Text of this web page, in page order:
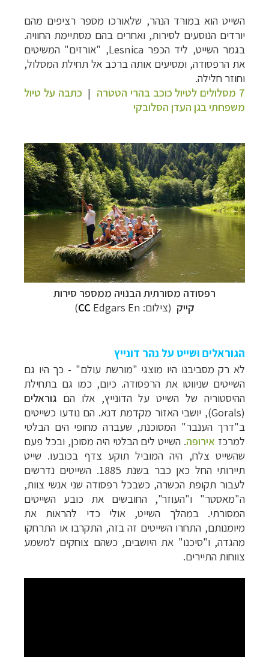
השייט הוא במורד הנהר, שלאורכו מספר רציפים מהם
יורדים הנוסעים לסירות, ואחרים בהם מסתיימת החוויה.
בגמר השייט, ליד הכפר Lesnica, "אורזים" המשיטים
את הרפסודה, ומסיעים אותה ברכב אל תחילת המסלול,
וחוזר חלילה.
7 מסלולים לטיול כוכב בהרי הטטרה
| כתבה על טיול
משפחתי בגן העדן הסלובקי
רפסודה מסורתית הבנויה ממספר סירות
קייק (צילום: CC Edgars En)
הגוראלים ושייט על נהר דונייץ
לא רק מסביבנו היו מוצגי "מורשת עולם" - כך היו גם
השייטים שניווטו את הרפסודה. כיום, כמו גם בתחילת
ההיסטוריה של השייט על הדונייץ, אלו הם גוראלים
(Gorals), יושבי האזור מקדמת דנא. הם נודעו כשייטים
ב"דרך הענבר" המסוכנת, שעברה מחופי הים הבלטי
למרכז אירופה. השייט לים הבלטי היה מסוכן, ובכל פעם
שהשייט צלח, היה המוביל תוקע צדף בכובעו. שייט
תיירותי החל כאן כבר בשנת 1885. השייטים נדרשים
לעבור תקופת הכשרה, כשבכל רפסודה שני אנשי צוות,
ה"מאסטר" ו"העוזר", החובשים את כובע השייטים
המסורתי. במהלך השייט, אולי כדי להראות את
מיומנותם, התחרו השייטים זה בזה, התקרבו או התרחקו
מהגדה, ו"סיכנו" את היושבים, כשהם צוחקים למשמע
צווחות התיירים.